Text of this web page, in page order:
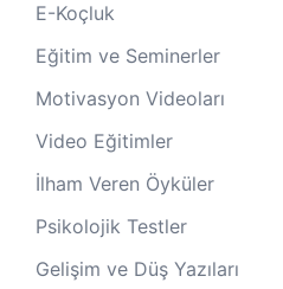
E-Koçluk
Eğitim ve Seminerler
Motivasyon Videoları
Video Eğitimler
İlham Veren Öyküler
Psikolojik Testler
Gelişim ve Düş Yazıları